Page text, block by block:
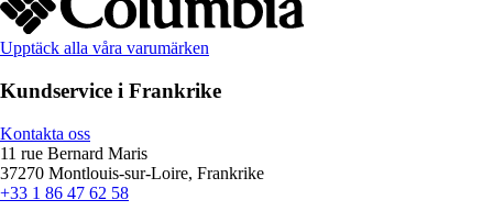
Upptäck alla våra varumärken
Kundservice i Frankrike
Kontakta oss
11 rue Bernard Maris
37270 Montlouis-sur-Loire, Frankrike
+33 1 86 47 62 58